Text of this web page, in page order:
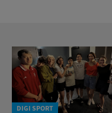
DIGI SPORT